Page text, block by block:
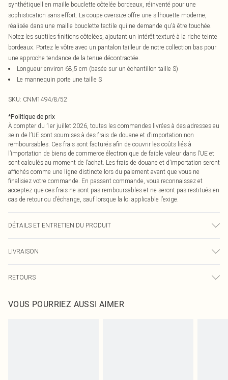
synthétiquell en maille bouclette côtelée bordeaux, réinventé pour une
sophistication sans effort. La coupe oversize offre une silhouette moderne,
réalisée dans une maille bouclette tactile qui ne demande qu'à être touchée.
Notez les subtiles finitions côtelées, ajoutant un intérêt texturé à la riche teinte
bordeaux. Portez le vôtre avec un pantalon tailleur de notre collection bas pour
une approche tendance de la tenue décontractée.
Longueur environ 68,5 cm (basée sur un échantillon taille S)
Le mannequin porte une taille S
SKU: CNM1494/8/52
*Politique de prix
À compter du 1er juillet 2026, toutes les commandes livrées à des adresses au
sein de l’UE sont soumises à des frais de douane et d’importation non
remboursables. Ces frais sont facturés afin de couvrir les coûts liés à
l’importation de biens de commerce électronique de faible valeur dans l’UE et
sont calculés au moment de l’achat. Les frais de douane et d’importation seront
affichés comme une ligne distincte lors du paiement avant que vous ne
finalisiez votre commande. En passant commande, vous reconnaissez et
acceptez que ces frais ne sont pas remboursables et ne seront pas restitués en
cas de retour ou d’échange, sauf lorsque la loi applicable l’exige.
DÉTAILS ET ENTRETIEN DU PRODUIT
couleur peut déteindre.
LIVRAISON
Livraison express France
Jusqu'à 2-3 jours ouvrables
RETOURS
pour nous retourner un article.
VOUS POURRIEZ AUSSI AIMER